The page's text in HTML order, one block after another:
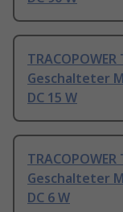
Geschalteter
DC 15 W
Geschalteter
DC 6 W